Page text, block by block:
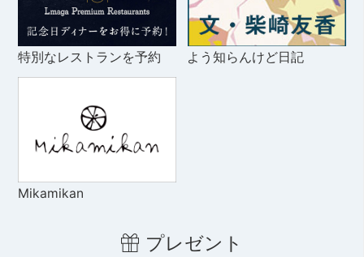
特別なレストランを予約 よう知らんけど日記
Mikamikan
プレゼント